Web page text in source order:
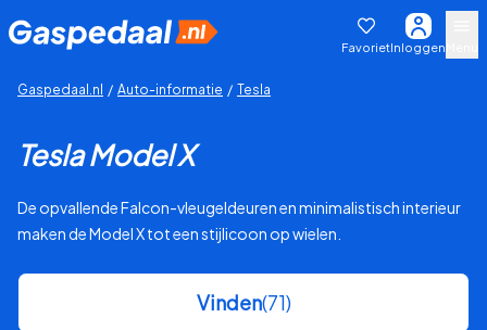
FavorietInloggen
Gaspedaal.nl / Auto-informatie / Tesla
Tesla Model X
De opvallende Falcon-vleugeldeuren en minimalistisch interieur
maken de Model X tot een stijlicoon op wielen.
Vinden(71)